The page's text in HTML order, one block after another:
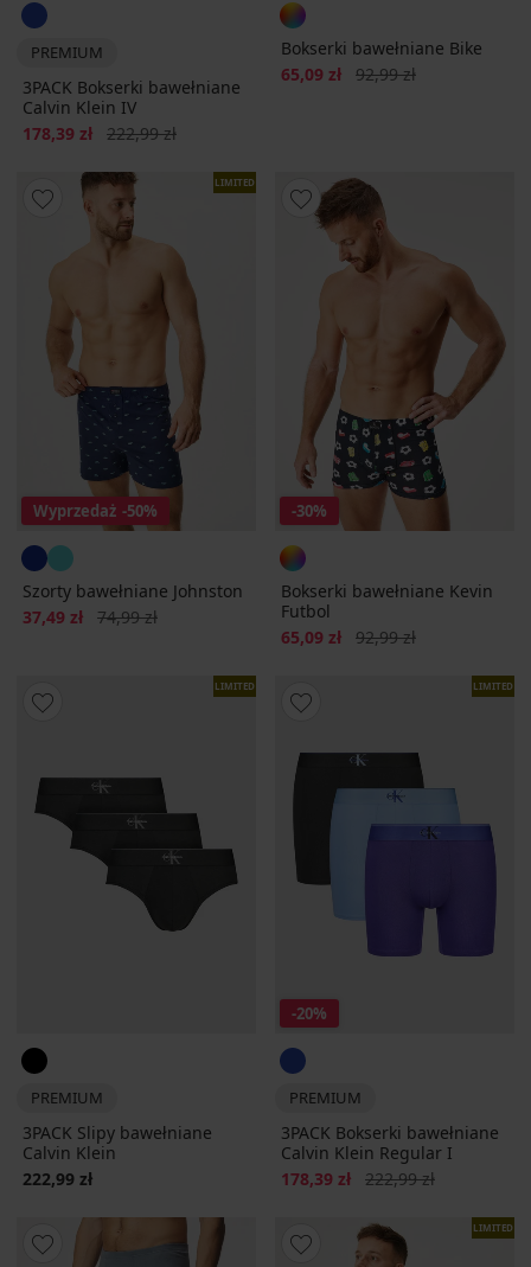
PREMIUM
3PACK Bokserki bawełniane
Calvin Klein IV
Zniżka
178,39 zł Pierwotna cena
222,99 zł
Bokserki bawełniane Bike
Zniżka
65,09 zł Pierwotna cena
92,99 zł
LIMITED
Wyprzedaż -50%
Szorty bawełniane Johnston
Zniżka
37,49 zł Pierwotna cena
74,99 zł
-30%
Bokserki bawełniane Kevin
Futbol
Zniżka
65,09 zł Pierwotna cena
92,99 zł
LIMITED
PREMIUM
3PACK Slipy bawełniane
Calvin Klein
222,99 zł
LIMITED
-20%
PREMIUM
3PACK Bokserki bawełniane
Calvin Klein Regular I
Zniżka
178,39 zł Pierwotna cena
222,99 zł
LIMITED